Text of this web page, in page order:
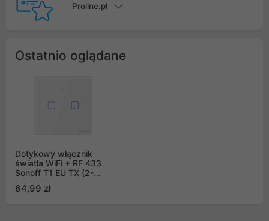
Proline.pl
Ostatnio oglądane
Dotykowy włącznik
światła WiFi + RF 433
Sonoff T1 EU TX (2-
64,99 zł